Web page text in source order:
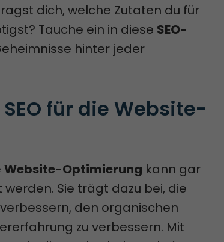
dich, welche Zutaten du für
Tauche ein in diese SEO-
hinter jeder
für die Website-
Website-Optimierung kann gar
Sie trägt dazu bei, die
den organischen
zu verbessern. Mit